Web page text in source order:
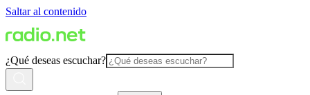
Saltar al contenido
¿Qué deseas escuchar?